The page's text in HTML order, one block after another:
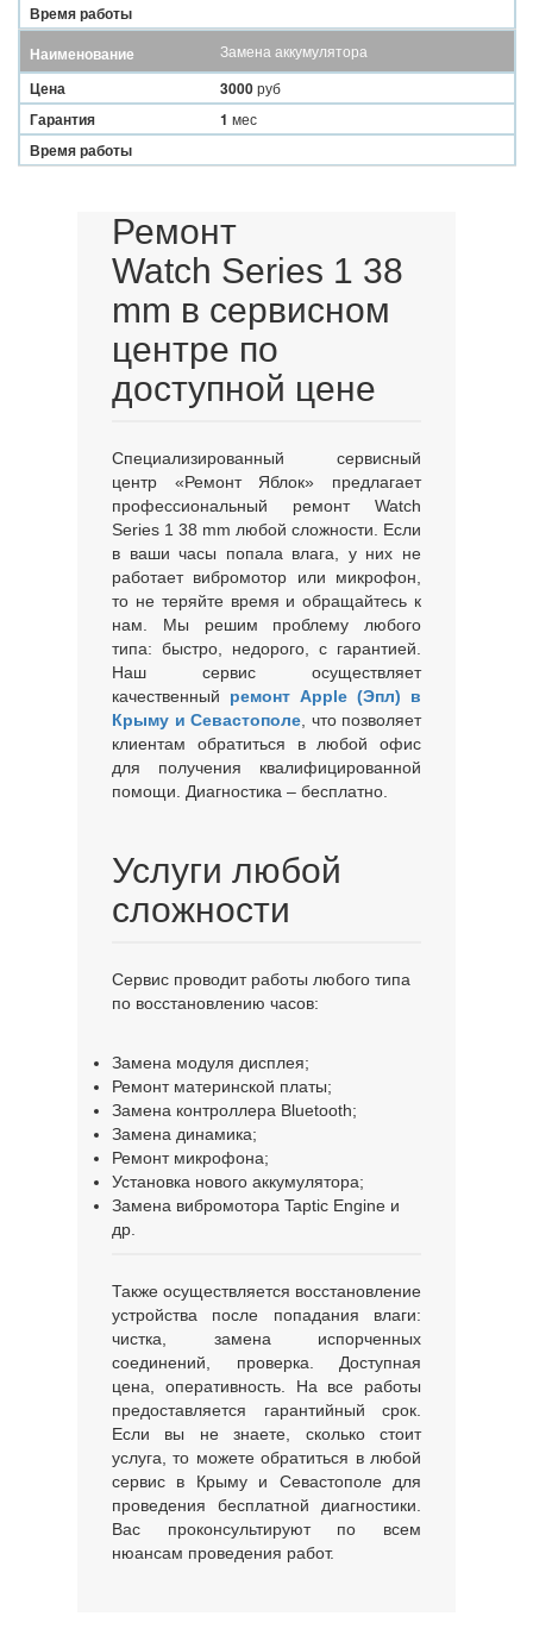
Время работы
Наименование
Замена аккумулятора
Цена 3000руб
Гарантия 1 мес
Время работы
Ремонт
Watch Series 1 38
mm в сервисном
центре по
доступной цене
Специализированный сервисный
центр «Ремонт Яблок» предлагает
профессиональный ремонт Watch
Series 1 38 mm любой сложности. Если
в ваши часы попала влага, у них не
работает вибромотор или микрофон,
то не теряйте время и обращайтесь к
нам. Мы решим проблему любого
типа: быстро, недорого, с гарантией.
Наш сервис осуществляет
качественный ремонт Apple (Эпл) в
Крыму и Севастополе , что позволяет
клиентам обратиться в любой офис
для получения квалифицированной
помощи. Диагностика – бесплатно.
Услуги любой
сложности
Сервис проводит работы любого типа
по восстановлению часов:
Замена модуля дисплея;
Ремонт материнской платы;
Замена контроллера Bluetooth;
Замена динамика;
Ремонт микрофона;
Установка нового аккумулятора;
Замена вибромотора Taptic Engine и
др.
Также осуществляется восстановление
устройства после попадания влаги:
чистка, замена испорченных
соединений, проверка. Доступная
цена, оперативность. На все работы
предоставляется гарантийный срок.
Если вы не знаете, сколько стоит
услуга, то можете обратиться в любой
сервис в Крыму и Севастополе для
проведения бесплатной диагностики.
Вас проконсультируют по всем
нюансам проведения работ.